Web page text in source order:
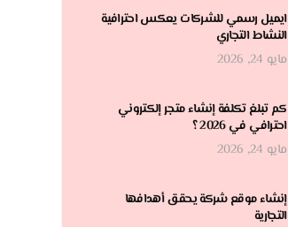
ايميل رسمي للشركات يعكس احترافية
النشاط التجاري
مايو 24, 2026
كم تبلغ تكلفة إنشاء متجر إلكتروني
احترافي في 2026 ؟
مايو 24, 2026
إنشاء موقع شركة يحقق أهدافها
التجارية